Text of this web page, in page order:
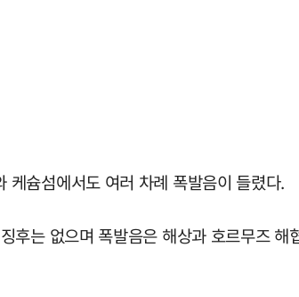
케슘섬에서도 여러 차례 폭발음이 들렸다.
후는 없으며 폭발음은 해상과 호르무즈